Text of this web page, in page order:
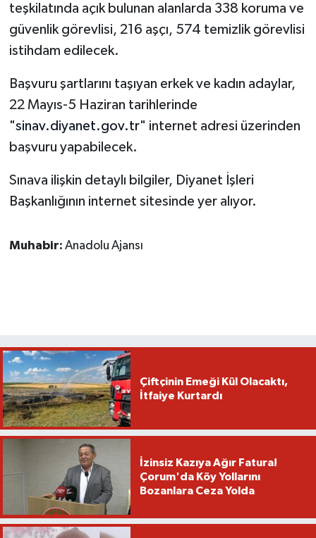
teşkilatında açık bulunan alanlarda 338 koruma ve
güvenlik görevlisi, 216 aşçı, 574 temizlik görevlisi
istihdam edilecek.
Başvuru şartlarını taşıyan erkek ve kadın adaylar,
22 Mayıs-5 Haziran tarihlerinde
"sinav.diyanet.gov.tr" internet adresi üzerinden
başvuru yapabilecek.
Sınava ilişkin detaylı bilgiler, Diyanet İşleri
Başkanlığının internet sitesinde yer alıyor.
Muhabir: Anadolu Ajansı
Çiftçinin Emeği Kül Olacaktı,
İtfaiye Kurtardı
İzinsiz Kazıya Ağır Fatura!
Çorum'da Köy Yollarını
Bozanlara Ceza Yolda